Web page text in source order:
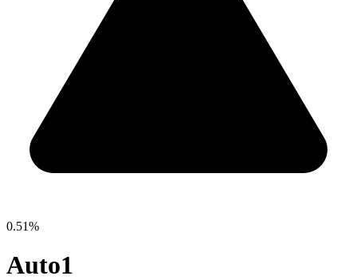
0.51%
Auto1